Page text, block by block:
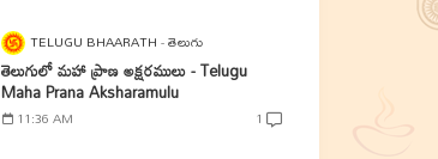
TELUGU BHAARATH తెలుగు
తెలుగులో మహా ప్రాణ అక్షరములు - Telugu
Maha Prana Aksharamulu
11:36 AM 1